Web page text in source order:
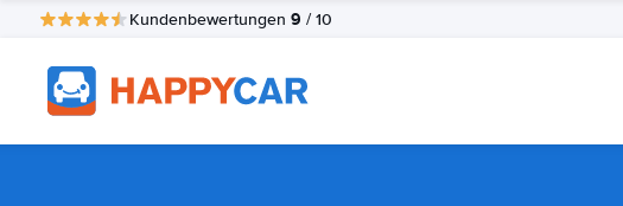
Kundenbewertungen 9 / 10